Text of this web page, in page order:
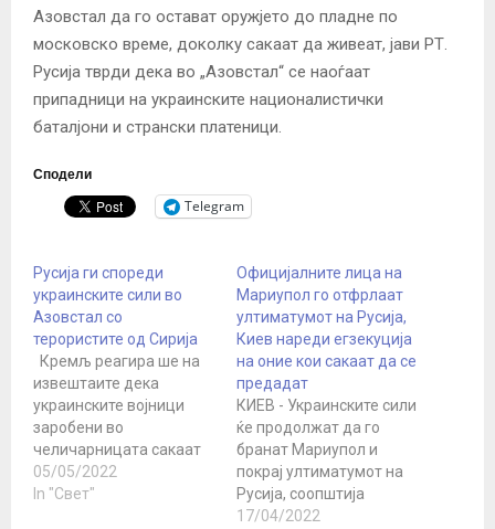
Азовстал да го остават оружјето до пладне по
московско време, доколку сакаат да живеат, јави РТ.
Русија тврди дека во „Азовстал“ се наоѓаат
припадници на украинските националистички
баталјони и странски платеници.
Сподели
Telegram
Русија ги спореди
украинските сили во
Азовстал со
терористите од Сирија
Кремљ реагира ше на
извештаите дека
украинските војници
заробени во
челичарницата сакаат
да заменат цивили за
храна и лекови
05/05/2022
In "Свет"
Официјалните лица на
Мариупол го отфрлаат
ултиматумот на Русија,
Киев нареди егзекуција
на оние кои сакаат да се
предадат
КИЕВ - Украинските сили
ќе продолжат да го
бранат Мариупол и
покрај ултиматумот на
Русија, соопштија
денеска властите на тој
17/04/2022